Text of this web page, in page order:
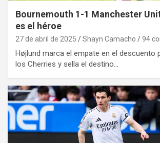
Bournemouth 1-1 Manchester
es el héroe
27 de abril de 2025 Shayn Camacho 94
Højlund marca el empate en el descuento
los Cherries y sella el destino…